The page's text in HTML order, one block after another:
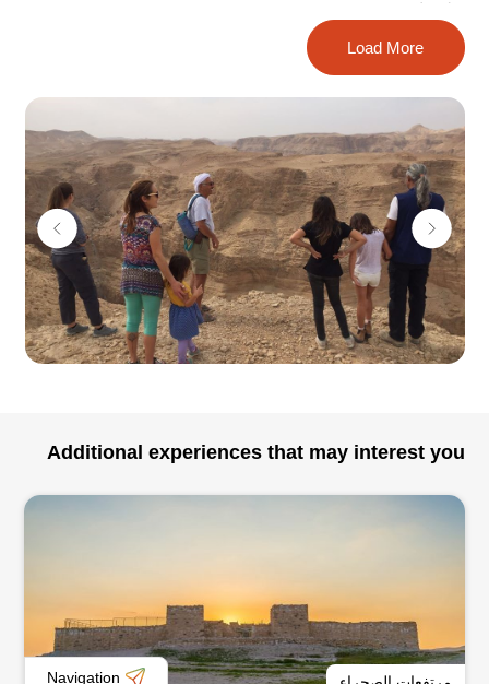
يعمل ألن في منطقة عاراد حتى متسادا، معالي يائير، نافي
زوهر، جبل سدوم، وادي براتسيم وغيرها…
مع الكثير من المعرفة والمحبة للصحراء، يؤمن ألن أن بإمكانه
أن يجدد لكم وأن يجعل نزهتكم مميزة.
كل ما تبقى هو التجربة، والاستمتاع…
Load More
Additional experiences that may interest you
Navigation